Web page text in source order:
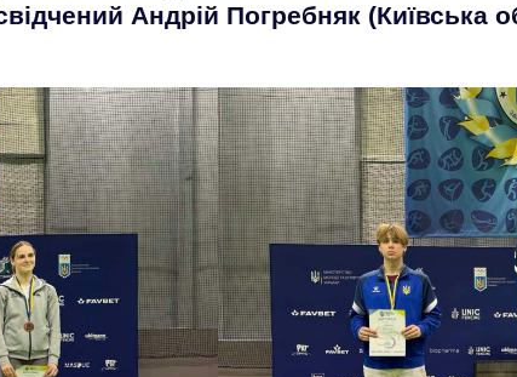
Андрій Погребняк (Київська